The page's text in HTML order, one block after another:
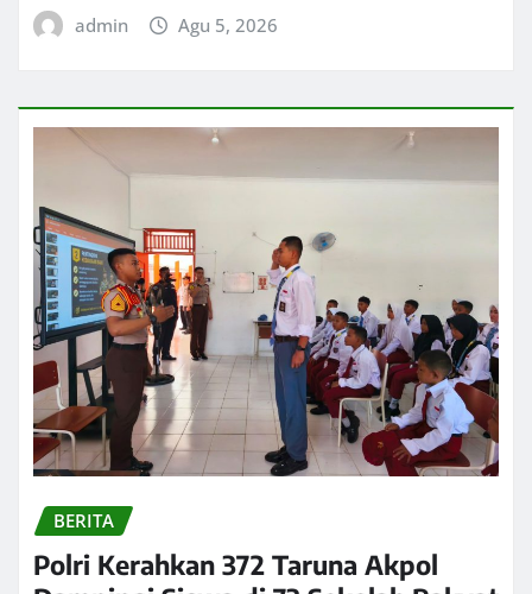
admin Agu 5, 2026
BERITA
Polri Kerahkan 372 Taruna Akpol